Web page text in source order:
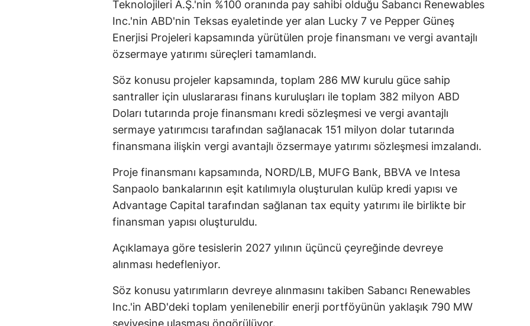
Teknolojileri A.Ş.'nin %100 oranında pay sahibi olduğu Sabancı Renewables
Inc.'nin ABD'nin Teksas eyaletinde yer alan Lucky 7 ve Pepper Güneş
Enerjisi Projeleri kapsamında yürütülen proje finansmanı ve vergi avantajlı
özsermaye yatırımı süreçleri tamamlandı.
Söz konusu projeler kapsamında, toplam 286 MW kurulu güce sahip
santraller için uluslararası finans kuruluşları ile toplam 382 milyon ABD
Doları tutarında proje finansmanı kredi sözleşmesi ve vergi avantajlı
sermaye yatırımcısı tarafından sağlanacak 151 milyon dolar tutarında
finansmana ilişkin vergi avantajlı özsermaye yatırımı sözleşmesi imzalandı.
Proje finansmanı kapsamında, NORD/LB, MUFG Bank, BBVA ve Intesa
Sanpaolo bankalarının eşit katılımıyla oluşturulan kulüp kredi yapısı ve
Advantage Capital tarafından sağlanan tax equity yatırımı ile birlikte bir
finansman yapısı oluşturuldu.
Açıklamaya göre tesislerin 2027 yılının üçüncü çeyreğinde devreye
alınması hedefleniyor.
Söz konusu yatırımların devreye alınmasını takiben Sabancı Renewables
Inc.'in ABD'deki toplam yenilenebilir enerji portföyünün yaklaşık 790 MW
seviyesine ulaşması öngörülüyor.